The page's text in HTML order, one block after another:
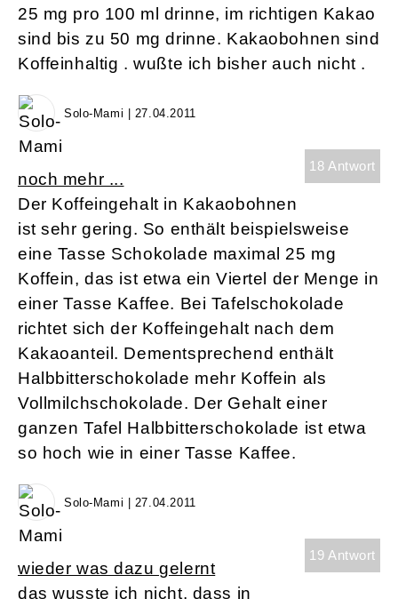
25 mg pro 100 ml drinne, im richtigen Kakao
sind bis zu 50 mg drinne. Kakaobohnen sind
Koffeinhaltig . wußte ich bisher auch nicht .
Solo-Mami | 27.04.2011
18 Antwort
noch mehr ...
Der Koffeingehalt in Kakaobohnen
ist sehr gering. So enthält beispielsweise
eine Tasse Schokolade maximal 25 mg
Koffein, das ist etwa ein Viertel der Menge in
einer Tasse Kaffee. Bei Tafelschokolade
richtet sich der Koffeingehalt nach dem
Kakaoanteil. Dementsprechend enthält
Halbbitterschokolade mehr Koffein als
Vollmilchschokolade. Der Gehalt einer
ganzen Tafel Halbbitterschokolade ist etwa
so hoch wie in einer Tasse Kaffee.
Solo-Mami | 27.04.2011
19 Antwort
wieder was dazu gelernt
das wusste ich nicht, dass in